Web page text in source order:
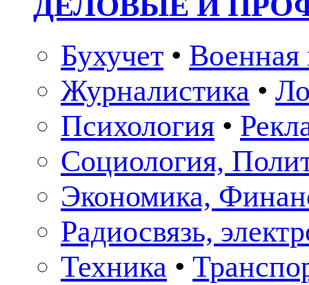
Бухучет • Военная
Журналистика •
Психология •
Социология,
Экономика,
Радиосвязь,
Техника •